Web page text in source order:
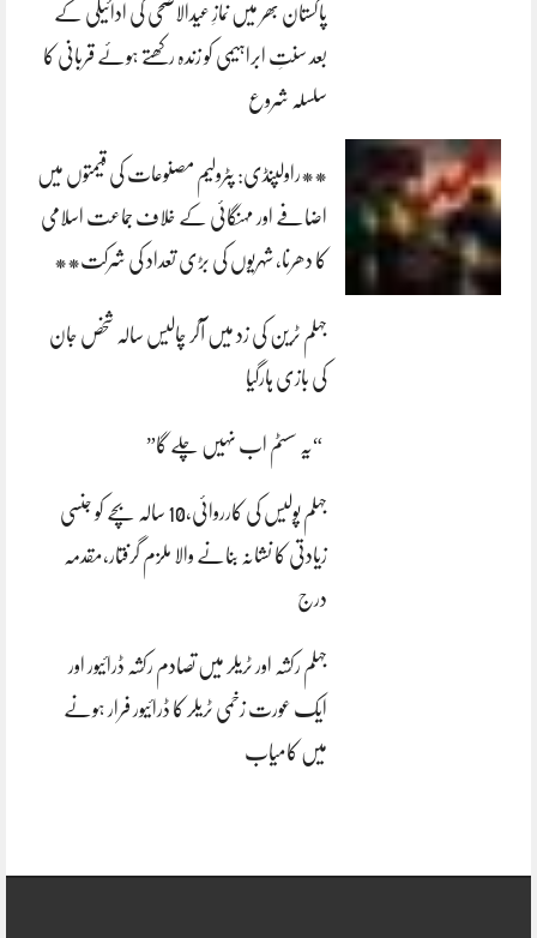
پاکستان بھر میں نمازِ عیدالاضحی کی ادائیگی کے
بعد سنتِ ابراہیمی کو زندہ رکھتے ہوئے قربانی کا
سلسلہ شروع
**راولپنڈی: پٹرولیم مصنوعات کی قیمتوں میں
اضافے اور مہنگائی کے خلاف جماعت اسلامی
کا دھرنا، شہریوں کی بڑی تعداد کی شرکت**
جہلم ٹرین کی زد میں آکر چالیس سالہ شخص جان
کی بازی ہارگیا
“یہ سسٹم اب نہیں چلے گا”
جہلم پولیس کی کارروائی،10 سالہ بچے کو جنسی
زیادتی کا نشانہ بنانے والا ملزم گرفتار،مقدمہ
درج
جہلم رکشہ اور ٹریلر میں تصادم رکشہ ڈرائیور اور
ایک عورت زخمی ٹریلر کا ڈرائیور فرار ہونے
میں کامیاب